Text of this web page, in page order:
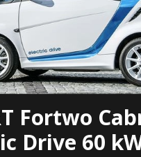
Fortwo
Drive 60